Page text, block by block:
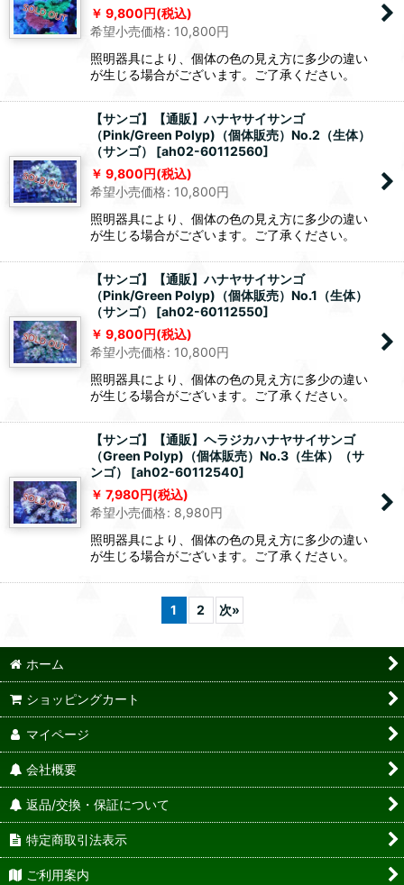
9,800円(税込)
希望小売価格: 10,800円
照明器具により、個体の色の見え方に多少の違い
が生じる場合がございます。ご了承ください。
【サンゴ】【通販】ハナヤサイサンゴ
（Pink/Green Polyp)（個体販売）No.2（生体）
（サンゴ）
[ah02-60112560]
9,800円(税込)
希望小売価格: 10,800円
照明器具により、個体の色の見え方に多少の違い
が生じる場合がございます。ご了承ください。
【サンゴ】【通販】ハナヤサイサンゴ
（Pink/Green Polyp)（個体販売）No.1（生体）
（サンゴ）
[ah02-60112550]
9,800円(税込)
希望小売価格: 10,800円
照明器具により、個体の色の見え方に多少の違い
が生じる場合がございます。ご了承ください。
【サンゴ】【通販】ヘラジカハナヤサイサンゴ
（Green Polyp)（個体販売）No.3（生体）（サ
ンゴ）
[ah02-60112540]
7,980円(税込)
希望小売価格: 8,980円
照明器具により、個体の色の見え方に多少の違い
が生じる場合がございます。ご了承ください。
1 2 次»
ホーム
ショッピングカート
マイページ
会社概要
返品/交換・保証について
特定商取引法表示
ご利用案内